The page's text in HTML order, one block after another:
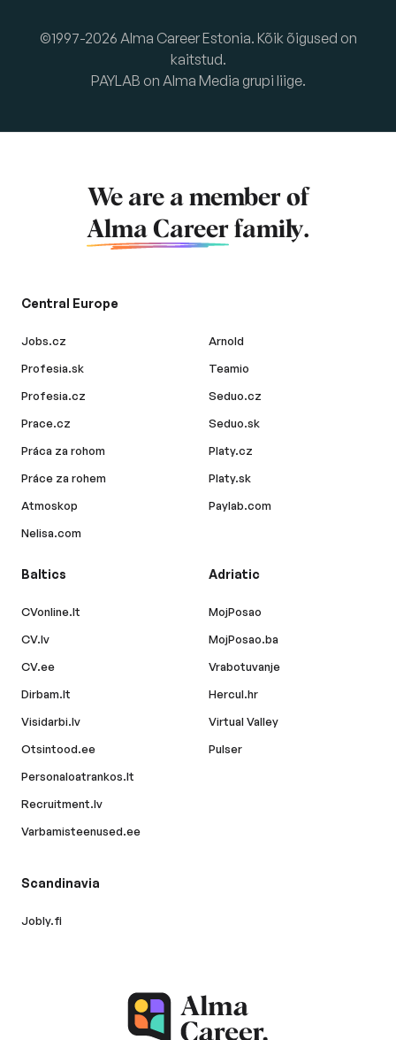
©1997-2026 Alma Career Estonia. Kõik õigused on
kaitstud.
PAYLAB on Alma Media grupi liige.
We are a member of
Alma Career family.
Central Europe
Jobs.cz
Profesia.sk
Profesia.cz
Prace.cz
Práca za rohom
Práce za rohem
Atmoskop
Nelisa.com
Arnold
Teamio
Seduo.cz
Seduo.sk
Platy.cz
Platy.sk
Paylab.com
Baltics
CVonline.lt
CV.lv
CV.ee
Dirbam.lt
Visidarbi.lv
Otsintood.ee
Personaloatrankos.lt
Recruitment.lv
Varbamisteenused.ee
Adriatic
MojPosao
MojPosao.ba
Vrabotuvanje
Hercul.hr
Virtual Valley
Pulser
Scandinavia
Jobly.fi